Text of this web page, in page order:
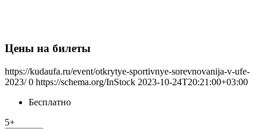
Цены на билеты
https://kudaufa.ru/event/otkrytye-sportivnye-sorevnovanija-v-ufe-
2023/ 0 https://schema.org/InStock 2023-10-24T20:21:00+03:00
Бесплатно
5+